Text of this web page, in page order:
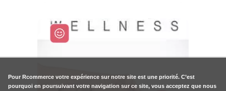
Pour Rcommerce votre expérience sur notre site est une priorité. C’est
pourquoi en poursuivant votre navigation sur ce site, vous acceptez que nous